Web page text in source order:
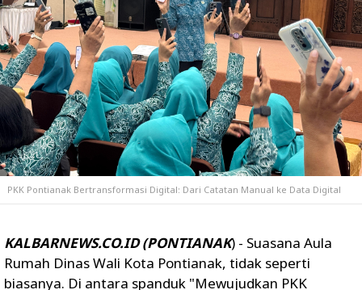
PKK Pontianak Bertransformasi Digital: Dari Catatan Manual ke Data Digital
KALBARNEWS.CO.ID (PONTIANAK) - Suasana Aula
Rumah Dinas Wali Kota Pontianak, tidak seperti
biasanya. Di antara spanduk "Mewujudkan PKK